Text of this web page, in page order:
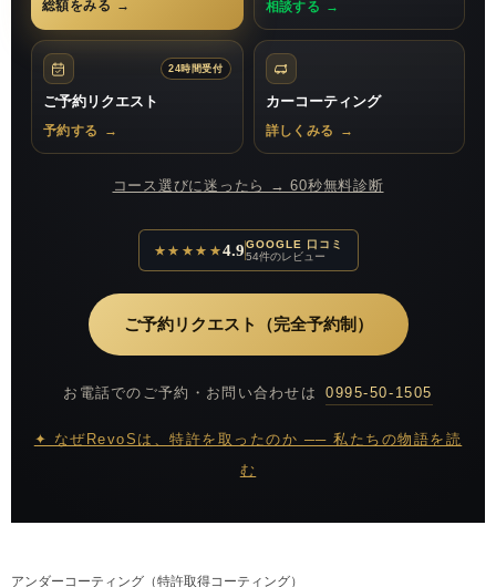
総額をみる → 相談する →
24時間受付
ご予約リクエスト
予約する →
カーコーティング
詳しくみる →
コース選びに迷ったら → 60秒無料診断
★★★★★4.9GOOGLE 口コミ
54件のレビュー
ご予約リクエスト（完全予約制）
お電話でのご予約・お問い合わせは 0995-50-1505
✦ なぜRevoSは、特許を取ったのか ── 私たちの物語を読
む
アンダーコーティング（特許取得コーティング）